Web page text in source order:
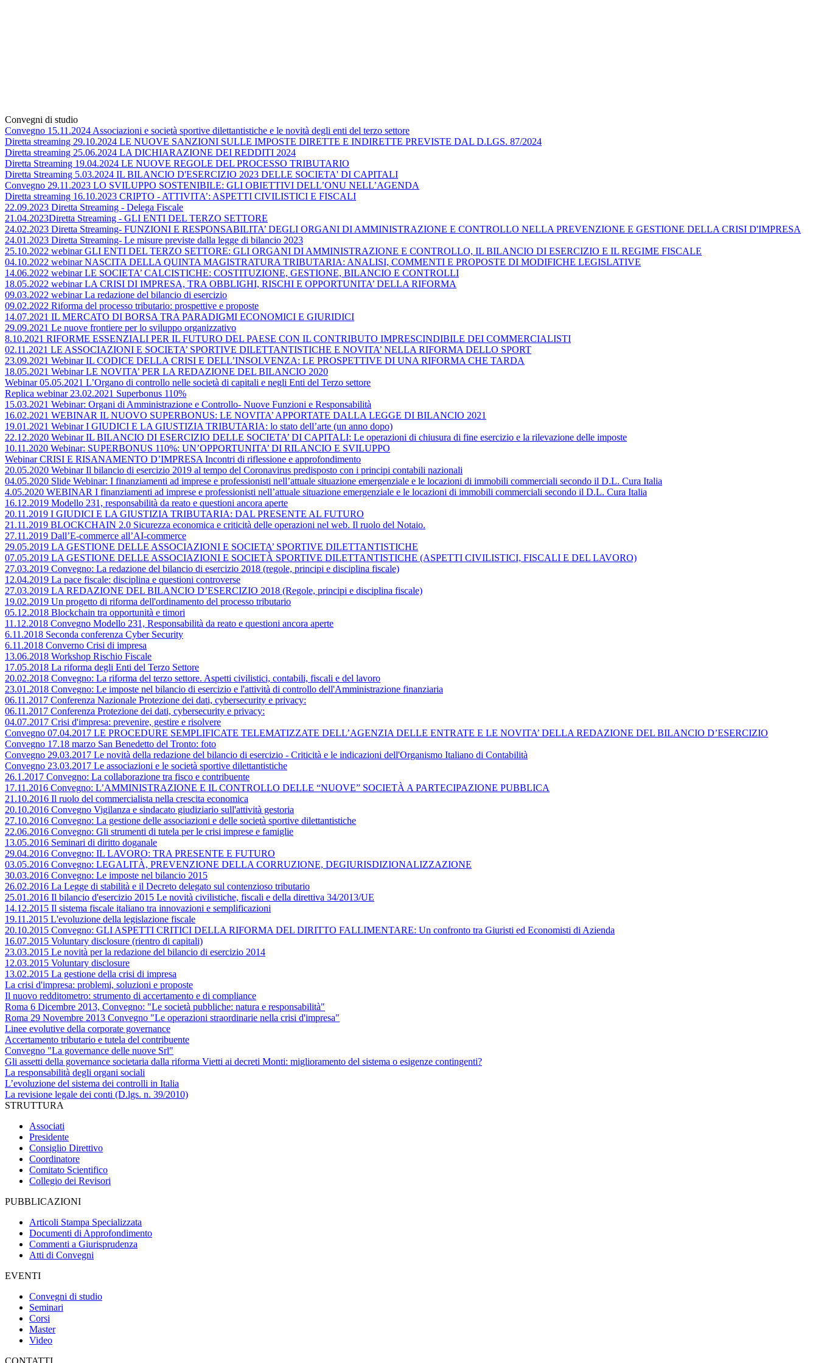
Convegni di studio
Convegno 15.11.2024 Associazioni e società sportive dilettantistiche e le novità degli enti del terzo settore
Diretta streaming 29.10.2024 LE NUOVE SANZIONI SULLE IMPOSTE DIRETTE E INDIRETTE PREVISTE DAL D.LGS. 87/2024
Diretta streaming 25.06.2024 LA DICHIARAZIONE DEI REDDITI 2024
Diretta Streaming 19.04.2024 LE NUOVE REGOLE DEL PROCESSO TRIBUTARIO
Diretta Streaming 5.03.2024 IL BILANCIO D'ESERCIZIO 2023 DELLE SOCIETA' DI CAPITALI
Convegno 29.11.2023 LO SVILUPPO SOSTENIBILE: GLI OBIETTIVI DELL’ONU NELL’AGENDA
Diretta streaming 16.10.2023 CRIPTO - ATTIVITA’: ASPETTI CIVILISTICI E FISCALI
22.09.2023 Diretta Streaming - Delega Fiscale
21.04.2023Diretta Streaming - GLI ENTI DEL TERZO SETTORE
24.02.2023 Diretta Streaming- FUNZIONI E RESPONSABILITA’ DEGLI ORGANI DI AMMINISTRAZIONE E CONTROLLO NELLA PREVENZIONE E GESTIONE DELLA CRISI D'IMPRESA
24.01.2023 Diretta Streaming- Le misure previste dalla legge di bilancio 2023
25.10.2022 webinar GLI ENTI DEL TERZO SETTORE: GLI ORGANI DI AMMINISTRAZIONE E CONTROLLO, IL BILANCIO DI ESERCIZIO E IL REGIME FISCALE
04.10.2022 webinar NASCITA DELLA QUINTA MAGISTRATURA TRIBUTARIA: ANALISI, COMMENTI E PROPOSTE DI MODIFICHE LEGISLATIVE
14.06.2022 webinar LE SOCIETA’ CALCISTICHE: COSTITUZIONE, GESTIONE, BILANCIO E CONTROLLI
18.05.2022 webinar LA CRISI DI IMPRESA, TRA OBBLIGHI, RISCHI E OPPORTUNITA’ DELLA RIFORMA
09.03.2022 webinar La redazione del bilancio di esercizio
09.02.2022 Riforma del processo tributario: prospettive e proposte
14.07.2021 IL MERCATO DI BORSA TRA PARADIGMI ECONOMICI E GIURIDICI
29.09.2021 Le nuove frontiere per lo sviluppo organizzativo
8.10.2021 RIFORME ESSENZIALI PER IL FUTURO DEL PAESE CON IL CONTRIBUTO IMPRESCINDIBILE DEI COMMERCIALISTI
02.11.2021 LE ASSOCIAZIONI E SOCIETA’ SPORTIVE DILETTANTISTICHE E NOVITA’ NELLA RIFORMA DELLO SPORT
23.09.2021 Webinar IL CODICE DELLA CRISI E DELL’INSOLVENZA: LE PROSPETTIVE DI UNA RIFORMA CHE TARDA
18.05.2021 Webinar LE NOVITA’ PER LA REDAZIONE DEL BILANCIO 2020
Webinar 05.05.2021 L’Organo di controllo nelle società di capitali e negli Enti del Terzo settore
Replica webinar 23.02.2021 Superbonus 110%
15.03.2021 Webinar: Organi di Amministrazione e Controllo- Nuove Funzioni e Responsabilità
16.02.2021 WEBINAR IL NUOVO SUPERBONUS: LE NOVITA’ APPORTATE DALLA LEGGE DI BILANCIO 2021
19.01.2021 Webinar I GIUDICI E LA GIUSTIZIA TRIBUTARIA: lo stato dell’arte (un anno dopo)
22.12.2020 Webinar IL BILANCIO DI ESERCIZIO DELLE SOCIETA’ DI CAPITALI: Le operazioni di chiusura di fine esercizio e la rilevazione delle imposte
10.11.2020 Webinar: SUPERBONUS 110%: UN’OPPORTUNITA’ DI RILANCIO E SVILUPPO
Webinar CRISI E RISANAMENTO D’IMPRESA Incontri di riflessione e approfondimento
20.05.2020 Webinar Il bilancio di esercizio 2019 al tempo del Coronavirus predisposto con i principi contabili nazionali
04.05.2020 Slide Webinar: I finanziamenti ad imprese e professionisti nell’attuale situazione emergenziale e le locazioni di immobili commerciali secondo il D.L. Cura Italia
4.05.2020 WEBINAR I finanziamenti ad imprese e professionisti nell’attuale situazione emergenziale e le locazioni di immobili commerciali secondo il D.L. Cura Italia
16.12.2019 Modello 231, responsabilità da reato e questioni ancora aperte
20.11.2019 I GIUDICI E LA GIUSTIZIA TRIBUTARIA: DAL PRESENTE AL FUTURO
21.11.2019 BLOCKCHAIN 2.0 Sicurezza economica e criticità delle operazioni nel web. Il ruolo del Notaio.
27.11.2019 Dall’E-commerce all’AI-commerce
29.05.2019 LA GESTIONE DELLE ASSOCIAZIONI E SOCIETA’ SPORTIVE DILETTANTISTICHE
07.05.2019 LA GESTIONE DELLE ASSOCIAZIONI E SOCIETÀ SPORTIVE DILETTANTISTICHE (ASPETTI CIVILISTICI, FISCALI E DEL LAVORO)
27.03.2019 Convegno: La redazione del bilancio di esercizio 2018 (regole, principi e disciplina fiscale)
12.04.2019 La pace fiscale: disciplina e questioni controverse
27.03.2019 LA REDAZIONE DEL BILANCIO D’ESERCIZIO 2018 (Regole, principi e disciplina fiscale)
19.02.2019 Un progetto di riforma dell'ordinamento del processo tributario
05.12.2018 Blockchain tra opportunità e timori
11.12.2018 Convegno Modello 231, Responsabilità da reato e questioni ancora aperte
6.11.2018 Seconda conferenza Cyber Security
6.11.2018 Converno Crisi di impresa
13.06.2018 Workshop Rischio Fiscale
17.05.2018 La riforma degli Enti del Terzo Settore
20.02.2018 Convegno: La riforma del terzo settore. Aspetti civilistici, contabili, fiscali e del lavoro
23.01.2018 Convegno: Le imposte nel bilancio di esercizio e l'attività di controllo dell'Amministrazione finanziaria
06.11.2017 Conferenza Nazionale Protezione dei dati, cybersecurity e privacy:
06.11.2017 Conferenza Protezione dei dati, cybersecurity e privacy:
04.07.2017 Crisi d'impresa: prevenire, gestire e risolvere
Convegno 07.04.2017 LE PROCEDURE SEMPLIFICATE TELEMATIZZATE DELL’AGENZIA DELLE ENTRATE E LE NOVITA’ DELLA REDAZIONE DEL BILANCIO D’ESERCIZIO
Convegno 17.18 marzo San Benedetto del Tronto: foto
Convegno 29.03.2017 Le novità della redazione del bilancio di esercizio - Criticità e le indicazioni dell'Organismo Italiano di Contabilità
Convegno 23.03.2017 Le associazioni e le società sportive dilettantistiche
26.1.2017 Convegno: La collaborazione tra fisco e contribuente
17.11.2016 Convegno: L’AMMINISTRAZIONE E IL CONTROLLO DELLE “NUOVE” SOCIETÀ A PARTECIPAZIONE PUBBLICA
21.10.2016 Il ruolo del commercialista nella crescita economica
20.10.2016 Convegno Vigilanza e sindacato giudiziario sull'attività gestoria
27.10.2016 Convegno: La gestione delle associazioni e delle società sportive dilettantistiche
22.06.2016 Convegno: Gli strumenti di tutela per le crisi imprese e famiglie
13.05.2016 Seminari di diritto doganale
29.04.2016 Convegno: IL LAVORO: TRA PRESENTE E FUTURO
03.05.2016 Convegno: LEGALITÀ, PREVENZIONE DELLA CORRUZIONE, DEGIURISDIZIONALIZZAZIONE
30.03.2016 Convegno: Le imposte nel bilancio 2015
26.02.2016 La Legge di stabilità e il Decreto delegato sul contenzioso tributario
25.01.2016 Il bilancio d'esercizio 2015 Le novità civilistiche, fiscali e della direttiva 34/2013/UE
14.12.2015 Il sistema fiscale italiano tra innovazioni e semplificazioni
19.11.2015 L'evoluzione della legislazione fiscale
20.10.2015 Convegno: GLI ASPETTI CRITICI DELLA RIFORMA DEL DIRITTO FALLIMENTARE: Un confronto tra Giuristi ed Economisti di Azienda
16.07.2015 Voluntary disclosure (rientro di capitali)
23.03.2015 Le novità per la redazione del bilancio di esercizio 2014
12.03.2015 Voluntary disclosure
13.02.2015 La gestione della crisi di impresa
La crisi d'impresa: problemi, soluzioni e proposte
Il nuovo redditometro: strumento di accertamento e di compliance
Roma 6 Dicembre 2013, Convegno: "Le società pubbliche: natura e responsabilità"
Roma 29 Novembre 2013 Convegno "Le operazioni straordinarie nella crisi d'impresa"
Linee evolutive della corporate governance
Accertamento tributario e tutela del contribuente
Convegno "La governance delle nuove Srl"
Gli assetti della governance societaria dalla riforma Vietti ai decreti Monti: miglioramento del sistema o esigenze contingenti?
La responsabilità degli organi sociali
L’evoluzione del sistema dei controlli in Italia
La revisione legale dei conti (D.lgs. n. 39/2010)
STRUTTURA
Associati
Presidente
Consiglio Direttivo
Coordinatore
Comitato Scientifico
Collegio dei Revisori
PUBBLICAZIONI
Articoli Stampa Specializzata
Documenti di Approfondimento
Commenti a Giurisprudenza
Atti di Convegni
EVENTI
Convegni di studio
Seminari
Corsi
Master
Video
CONTATTI